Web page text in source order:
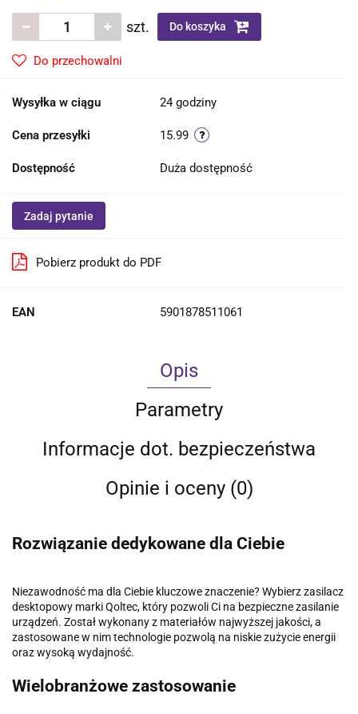
szt. Do koszyka
Do przechowalni
Wysyłka w ciągu 24 godziny
Cena przesyłki 15.99
Dostępność Duża dostępność
Zadaj pytanie
Pobierz produkt do PDF
EAN 5901878511061
Opis
Parametry
Informacje dot. bezpieczeństwa
Opinie i oceny (0)
Rozwiązanie dedykowane dla Ciebie
Niezawodność ma dla Ciebie kluczowe znaczenie? Wybierz zasilacz
desktopowy marki Qoltec, który pozwoli Ci na bezpieczne zasilanie
urządzeń. Został wykonany z materiałów najwyższej jakości, a
zastosowane w nim technologie pozwolą na niskie zużycie energii
oraz wysoką wydajność.
Wielobranżowe zastosowanie